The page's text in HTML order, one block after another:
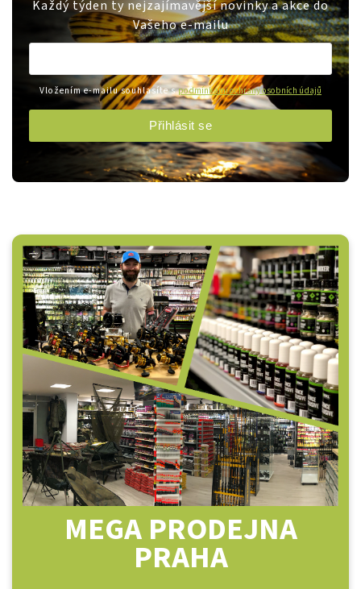
MEGA PRODEJNA
PRAHA
Každý týden ty nejzajímavější novinky a akce do
Vašeho e-mailu
Vložením e-mailu souhlasíte spodmínkami ochrany osobních údajů
Přihlásit se